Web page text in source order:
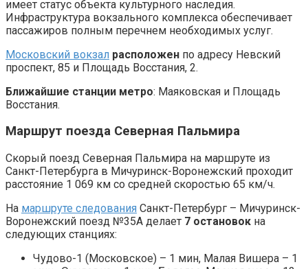
имеет статус объекта культурного наследия.
Инфраструктура вокзального комплекса обеспечивает
пассажиров полным перечнем необходимых услуг.
Московский вокзал расположен по адресу Невский
проспект, 85 и Площадь Восстания, 2.
Ближайшие станции метро: Маяковская и Площадь
Восстания.
Маршрут поезда Северная Пальмира
Скорый поезд Северная Пальмира на маршруте из
Санкт-Петербурга в Мичуринск-Воронежский проходит
расстояние 1 069 км со средней скоростью 65 км/ч.
На маршруте следования Санкт-Петербург – Мичуринск-
Воронежский поезд №35А делает 7 остановок на
следующих станциях:
Чудово-1 (Московское) – 1 мин, Малая Вишера – 1